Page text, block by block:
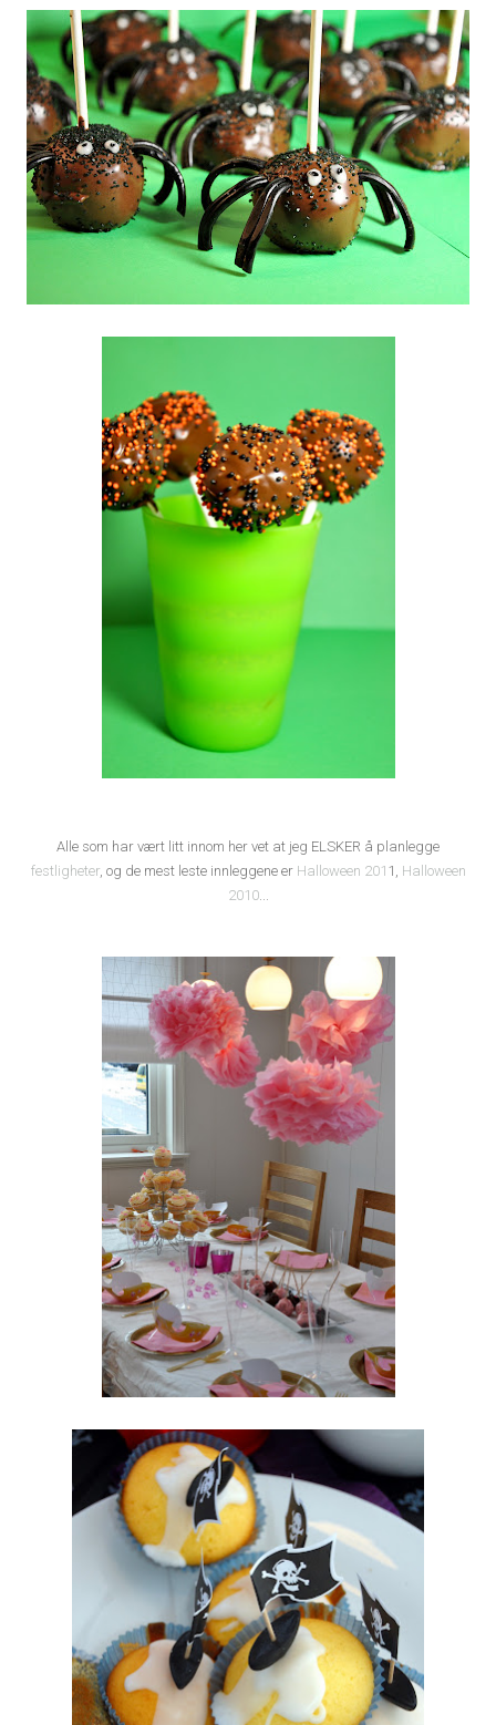
Alle som har vært litt innom her vet at jeg ELSKER å planlegge
festligheter, og de mest leste innleggene er Halloween 201 1, Halloween
2010...